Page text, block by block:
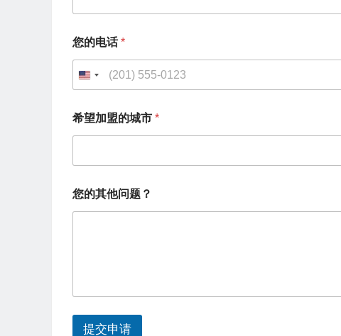
您的电话*
U
i
e
d
S
e
s
希望加盟的城市 *
望
加
他
问
您的其他问题？
提交申请